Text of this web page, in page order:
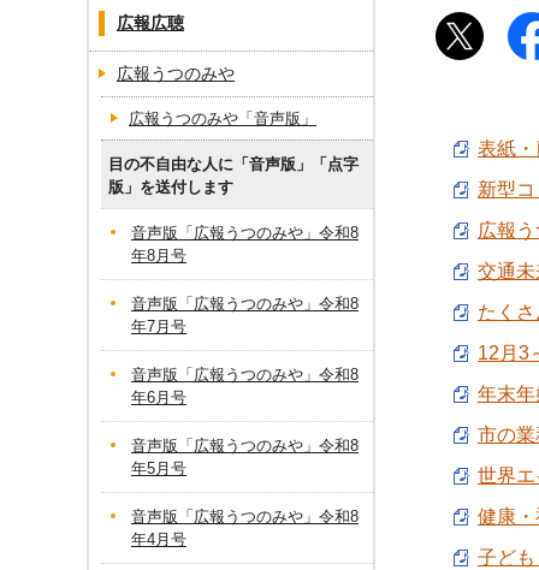
表紙
新型
広報
交通
たく
12月3
年末
市の
世界
健康
子ど
広報広聴
広報うつのみや
広報うつのみや「音声版」
目の不自由な人に「音声版」「点字
版」を送付します
音声版「広報うつのみや」令和8
年8月号
音声版「広報うつのみや」令和8
年7月号
音声版「広報うつのみや」令和8
年6月号
音声版「広報うつのみや」令和8
年5月号
音声版「広報うつのみや」令和8
年4月号